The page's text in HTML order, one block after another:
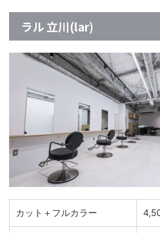
ラル 立川(lar)
カット＋フルカラー